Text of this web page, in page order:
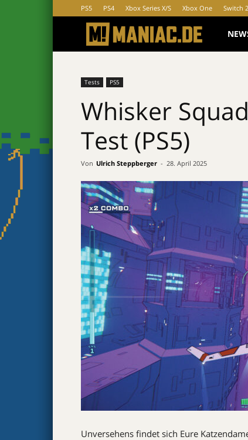
PS5 PS4 Xbox Series X/S Xbox One Switch 2
Tests PS5
Whisker
Test (PS5)
Von Ulrich Steppberger - 28. April 2025
Unversehens findet sich Eure